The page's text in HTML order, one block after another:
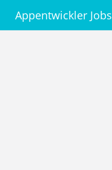
Appentwickler Jobs